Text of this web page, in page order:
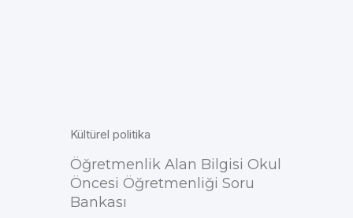
Kültürel politika
Öğretmenlik Alan Bilgisi Okul
Öncesi Öğretmenliği Soru
Bankası